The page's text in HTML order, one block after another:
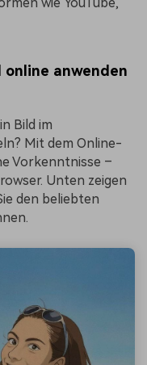
anwenden
Bild im
Mit dem Online-
Vorkenntnisse –
Unten zeigen
den beliebten